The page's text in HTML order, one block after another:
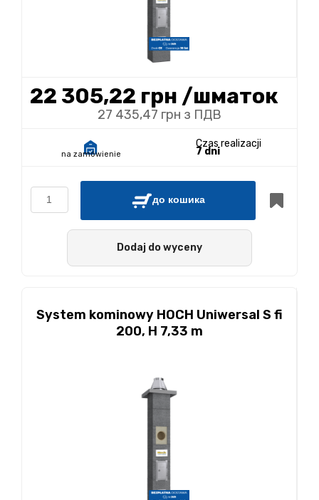
22 305,22 грн /шматок
27 435,47 грн з ПДВ
na zamówienie
Czas realizacji
7 dni
до кошика
Dodaj do wyceny
System kominowy HOCH Uniwersal S fi
200, H 7,33 m